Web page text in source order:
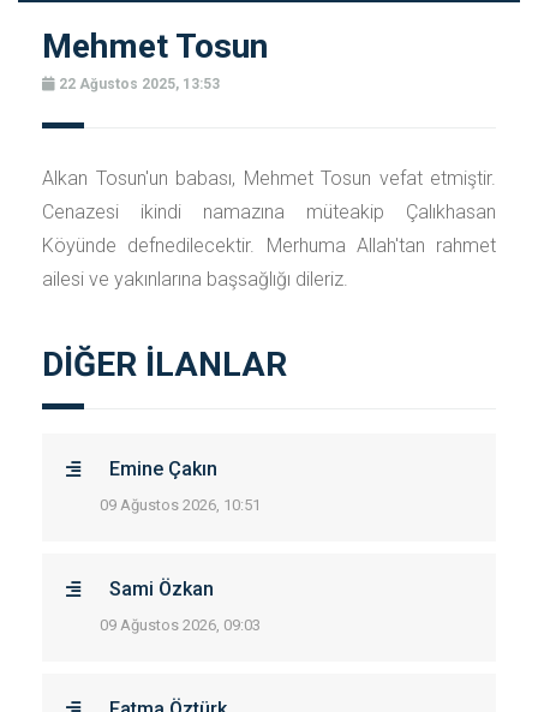
Mehmet Tosun
22 Ağustos 2025, 13:53
Alkan Tosun'un babası, Mehmet Tosun vefat etmiştir.
Cenazesi ikindi namazına müteakip Çalıkhasan
Köyünde defnedilecektir. Merhuma Allah'tan rahmet
ailesi ve yakınlarına başsağlığı dileriz.
DİĞER İLANLAR
Emine Çakın
09 Ağustos 2026, 10:51
Sami Özkan
09 Ağustos 2026, 09:03